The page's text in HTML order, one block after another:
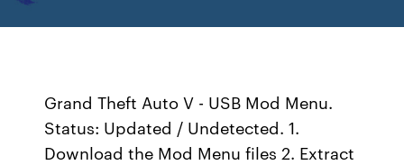
Grand Theft Auto V - USB Mod Menu.
Status: Updated / Undetected. 1.
Download the Mod Menu files 2. Extract